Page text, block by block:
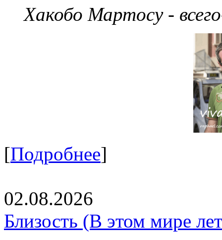
Хакобо Мартосу -
[Подробнее]
02.08.2026
Близость (В этом мире